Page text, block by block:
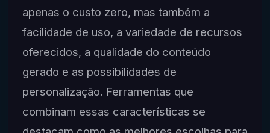
apenas o custo zero, mas também a
facilidade de uso, a variedade de recursos
oferecidos, a qualidade do conteúdo
gerado e as possibilidades de
personalização. Ferramentas que
combinam essas características se